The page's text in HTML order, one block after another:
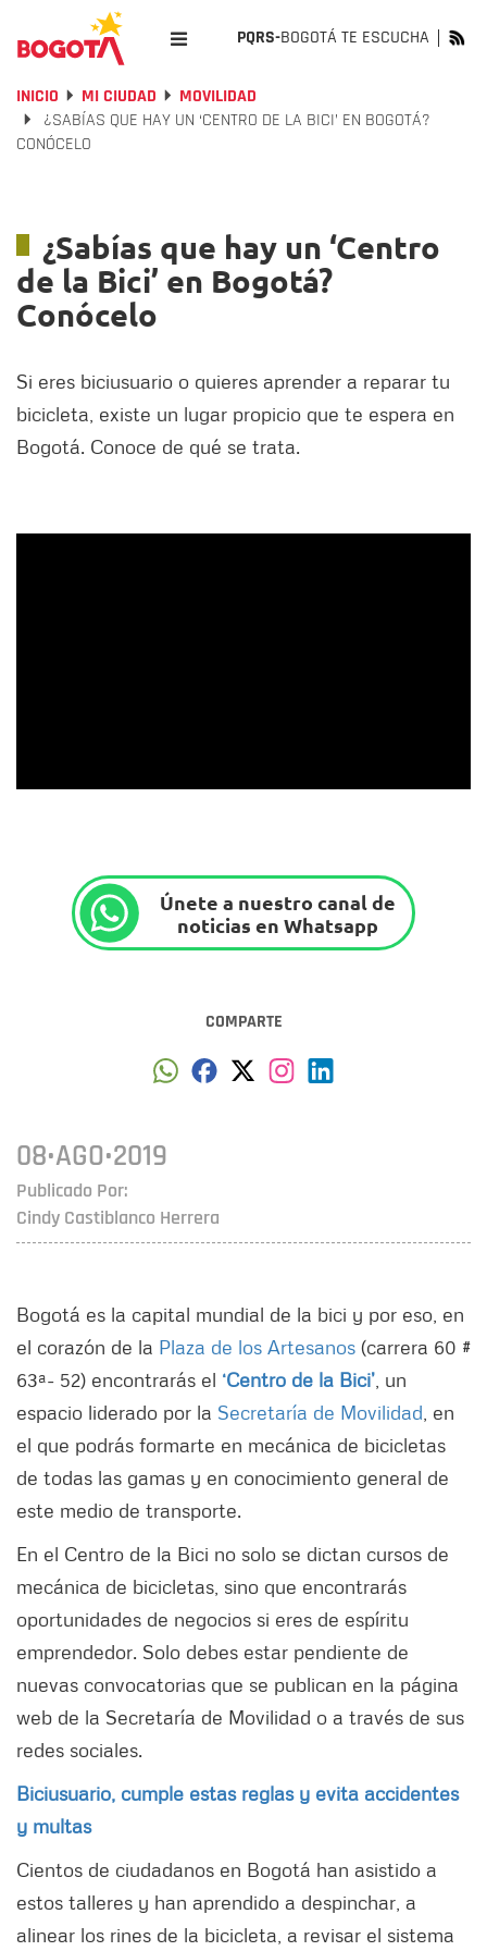
PQRS-BOGOTÁ TE ESCUCHA
INICIO MI CIUDAD
MOVILIDAD
¿SABÍAS QUE HAY UN ‘CENTRO DE LA BICI’ EN BOGOTÁ?
CONÓCELO
¿Sabías que hay un ‘Centro
de la Bici’ en Bogotá?
Conócelo
Si eres biciusuario o quieres aprender a reparar tu
bicicleta, existe un lugar propicio que te espera en
Bogotá. Conoce de qué se trata.
Únete a nuestro canal de
noticias en Whatsapp
COMPARTE
Publicado Por:
Cindy Castiblanco Herrera
08•AGO•2019
Bogotá es la capital mundial de la bici y por eso, en
el corazón de la Plaza de los Artesanos (carrera 60 #
63ª- 52) encontrarás el ‘Centro de la Bici’ , un
espacio liderado por la Secretaría de Movilidad , en
el que podrás formarte en mecánica de bicicletas
de todas las gamas y en conocimiento general de
este medio de transporte.
En el Centro de la Bici no solo se dictan cursos de
mecánica de bicicletas, sino que encontrarás
oportunidades de negocios si eres de espíritu
emprendedor. Solo debes estar pendiente de
nuevas convocatorias que se publican en la página
web de la Secretaría de Movilidad o a través de sus
redes sociales.
Biciusuario, cumple estas reglas y evita accidentes
y multas
Cientos de ciudadanos en Bogotá han asistido a
estos talleres y han aprendido a despinchar, a
alinear los rines de la bicicleta, a revisar el sistema